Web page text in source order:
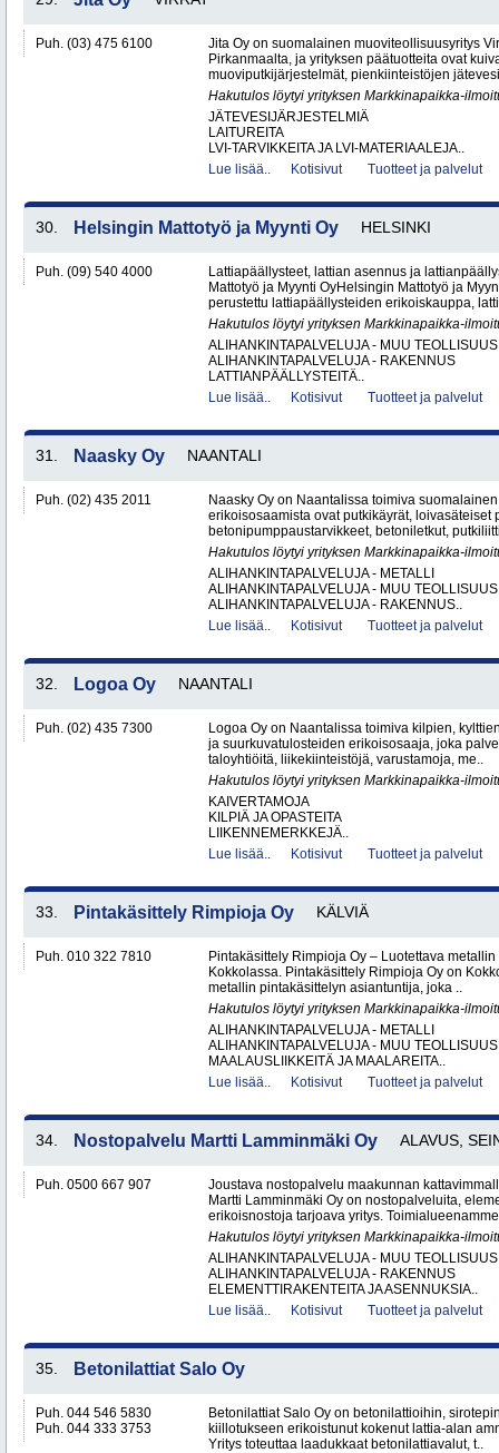
Puh. (03) 475 6100
Jita Oy on suomalainen muoviteollisuusyritys
Pirkanmaalta, ja yrityksen päätuotteita ovat
muoviputkijärjestelmät, pienkiinteistöjen
Hakutulos löytyi yrityksen Markkinapaikka-
JÄTEVESIJÄRJESTELMIÄ
LAITUREITA
LVI-TARVIKKEITA JA LVI-MATERIAALEJA..
Lue lisää..
Kotisivut Tuotteet ja palvelut
30. Helsingin Mattotyö ja Myynti Oy HELSINKI
Puh. (09) 540 4000
Lattiapäällysteet, lattian asennus ja
Mattotyö ja Myynti OyHelsingin Mattotyö ja
perustettu lattiapäällysteiden erikoiskauppa,
Hakutulos löytyi yrityksen Markkinapaikka-
ALIHANKINTAPALVELUJA - MUU TEOLLISUUS
ALIHANKINTAPALVELUJA - RAKENNUS
LATTIANPÄÄLLYSTEITÄ..
Lue lisää..
Kotisivut Tuotteet ja palvelut
31. Naasky Oy NAANTALI
Puh. (02) 435 2011
Naasky Oy on Naantalissa toimiva
erikoisosaamista ovat putkikäyrät, loivasäteiset
betonipumppaustarvikkeet, betoniletkut,
Hakutulos löytyi yrityksen Markkinapaikka-
ALIHANKINTAPALVELUJA - METALLI
ALIHANKINTAPALVELUJA - MUU TEOLLISUUS
ALIHANKINTAPALVELUJA - RAKENNUS..
Lue lisää..
Kotisivut Tuotteet ja palvelut
32. Logoa Oy NAANTALI
Puh. (02) 435 7300
Logoa Oy on Naantalissa toimiva kilpien,
ja suurkuvatulosteiden erikoisosaaja, joka
taloyhtiöitä, liikekiinteistöjä, varustamoja, me..
Hakutulos löytyi yrityksen Markkinapaikka-
KAIVERTAMOJA
KILPIÄ JA OPASTEITA
LIIKENNEMERKKEJÄ..
Lue lisää..
Kotisivut Tuotteet ja palvelut
33. Pintakäsittely Rimpioja Oy KÄLVIÄ
Puh. 010 322 7810
Pintakäsittely Rimpioja Oy – Luotettava
Kokkolassa. Pintakäsittely Rimpioja Oy on
metallin pintakäsittelyn asiantuntija, joka ..
Hakutulos löytyi yrityksen Markkinapaikka-
ALIHANKINTAPALVELUJA - METALLI
ALIHANKINTAPALVELUJA - MUU TEOLLISUUS
MAALAUSLIIKKEITÄ JA MAALAREITA..
Lue lisää..
Kotisivut Tuotteet ja palvelut
34. Nostopalvelu Martti Lamminmäki Oy ALAVUS,
Puh. 0500 667 907
Joustava nostopalvelu maakunnan
Martti Lamminmäki Oy on nostopalveluita,
erikoisnostoja tarjoava yritys.
Hakutulos löytyi yrityksen Markkinapaikka-
ALIHANKINTAPALVELUJA - MUU TEOLLISUUS
ALIHANKINTAPALVELUJA - RAKENNUS
ELEMENTTIRAKENTEITA JA ASENNUKSIA..
Lue lisää..
Kotisivut Tuotteet ja palvelut
35. Betonilattiat Salo Oy
Puh. 044 546 5830
Puh. 044 333 3753
Betonilattiat Salo Oy on betonilattioihin,
kiillotukseen erikoistunut kokenut lattia-alan
Yritys toteuttaa laadukkaat betonilattiavalut, t..